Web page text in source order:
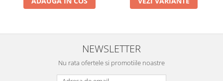
NEWSLETTER
Nu rata ofertele si promotiile noastre